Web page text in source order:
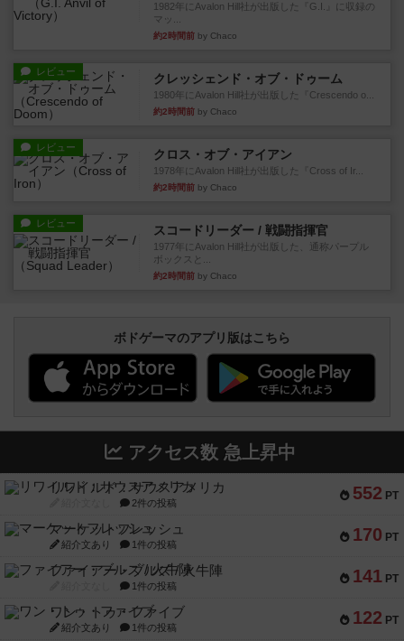
1982年にAvalon Hill社が出版した『G.I.』に収録の
マッ...
約2時間前 by Chaco
レビュー クレッシェンド・オブ・ドゥーム
1980年にAvalon Hill社が出版した『Crescendo o...
約2時間前 by Chaco
レビュー クロス・オブ・アイアン
1978年にAvalon Hill社が出版した『Cross of Ir...
約2時間前 by Chaco
レビュー スコードリーダー / 戦闘指揮官
1977年にAvalon Hill社が出版した、通称パープル
ボックスと...
約2時間前 by Chaco
ボドゲーマのアプリ版はこちら
アクセス数 急上昇中
552 PT
リワイルド：サウスアメリカ
2件の投稿
170 PT
マーケットフレッシュ
紹介文あり 1件の投稿
141 PT
ファイアー・ブルズ / 火牛陣
1件の投稿
122 PT
ワン・トゥ・ファイブ
紹介文あり 1件の投稿